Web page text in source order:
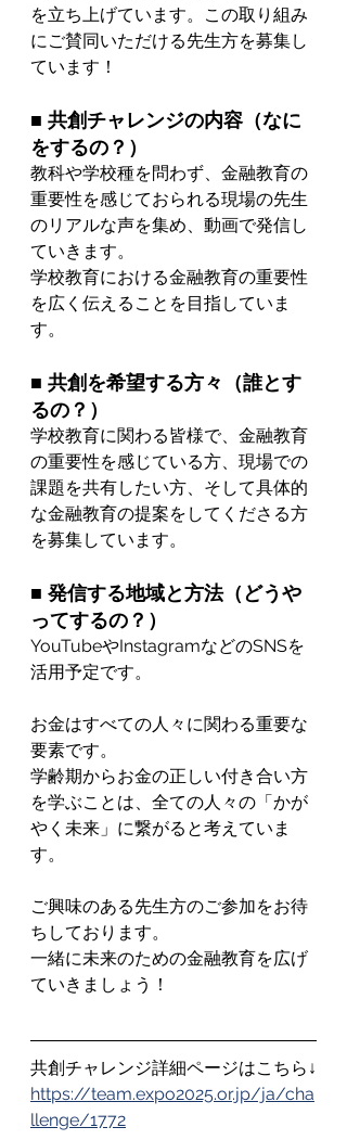
を立ち上げています。この取り組み
にご賛同いただける先生方を募集し
ています！
■ 共創チャレンジの内容（なに
をするの？）
教科や学校種を問わず、金融教育の
重要性を感じておられる現場の先生
のリアルな声を集め、動画で発信し
ていきます。
学校教育における金融教育の重要性
を広く伝えることを目指していま
す。
■ 共創を希望する方々（誰とす
るの？）
学校教育に関わる皆様で、金融教育
の重要性を感じている方、現場での
課題を共有したい方、そして具体的
な金融教育の提案をしてくださる方
を募集しています。
■ 発信する地域と方法（どうや
ってするの？）
YouTubeやInstagramなどのSNSを
活用予定です。
お金はすべての人々に関わる重要な
要素です。
学齢期からお金の正しい付き合い方
を学ぶことは、全ての人々の「かが
やく未来」に繋がると考えていま
す。
ご興味のある先生方のご参加をお待
ちしております。
一緒に未来のための金融教育を広げ
ていきましょう！
共創チャレンジ詳細ページはこちら↓
https://team.expo2025.or.jp/ja/cha
llenge/1772